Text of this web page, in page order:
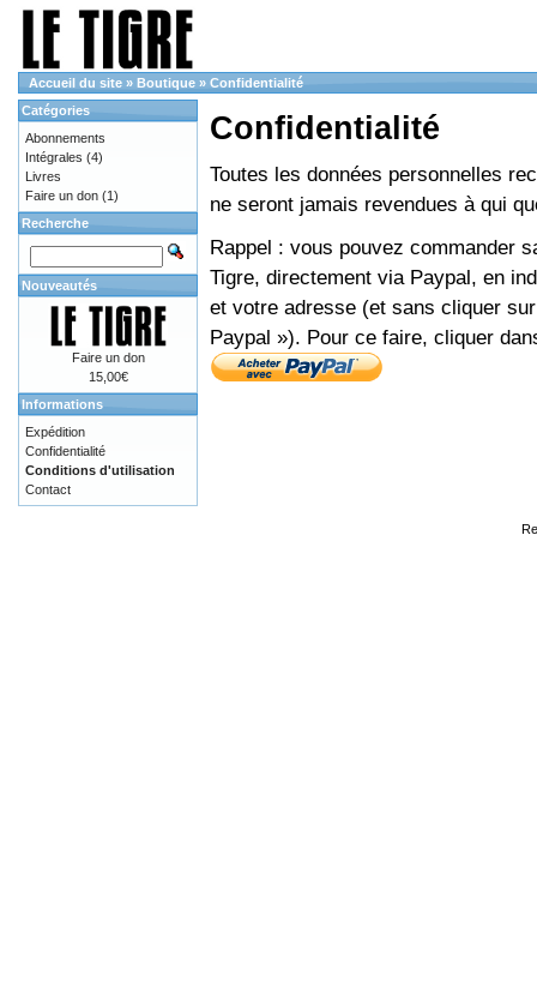
Accueil du site » Boutique » Confidentialité
Confidentialité
Toutes les données personnelles
ne seront jamais revendues à qui
Rappel : vous pouvez commander
Tigre, directement via Paypal, en
et votre adresse (et sans cliquer
Paypal »). Pour ce faire, cliquer
Catégories
Abonnements
Intégrales (4)
Livres
Faire un don (1)
Recherche
Nouveautés
Faire un don
15,00€
Informations
Expédition
Confidentialité
Conditions d'utilisation
Contact